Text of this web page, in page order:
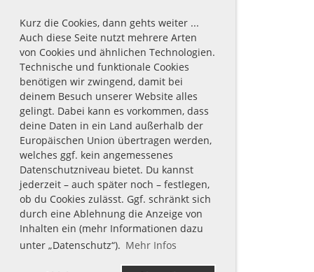
Kurz die Cookies, dann gehts weiter ...
Auch diese Seite nutzt mehrere Arten
von Cookies und ähnlichen Technologien.
Technische und funktionale Cookies
benötigen wir zwingend, damit bei
deinem Besuch unserer Website alles
gelingt. Dabei kann es vorkommen, dass
deine Daten in ein Land außerhalb der
Europäischen Union übertragen werden,
welches ggf. kein angemessenes
Datenschutzniveau bietet. Du kannst
jederzeit – auch später noch – festlegen,
ob du Cookies zulässt. Ggf. schränkt sich
durch eine Ablehnung die Anzeige von
Inhalten ein (mehr Informationen dazu
unter „Datenschutz“). Mehr Infos